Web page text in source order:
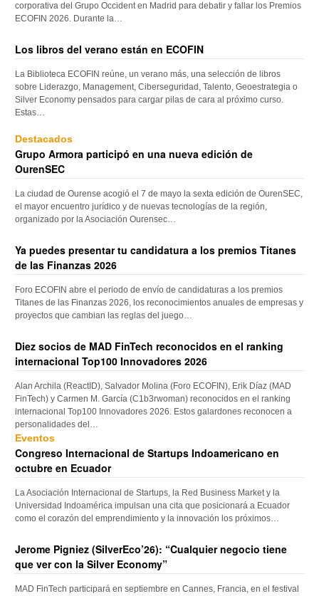
corporativa del Grupo Occident en Madrid para debatir y fallar los Premios
ECOFIN 2026. Durante la…
Los libros del verano están en ECOFIN
La Biblioteca ECOFIN reúne, un verano más, una selección de libros
sobre Liderazgo, Management, Ciberseguridad, Talento, Geoestrategia o
Silver Economy pensados para cargar pilas de cara al próximo curso.
Estas…
Destacados
Grupo Armora participó en una nueva edición de
OurenSEC
La ciudad de Ourense acogió el 7 de mayo la sexta edición de OurenSEC,
el mayor encuentro jurídico y de nuevas tecnologías de la región,
organizado por la Asociación Ourensec…
Ya puedes presentar tu candidatura a los premios Titanes
de las Finanzas 2026
Foro ECOFIN abre el periodo de envío de candidaturas a los premios
Titanes de las Finanzas 2026, los reconocimientos anuales de empresas y
proyectos que cambian las reglas del juego…
Diez socios de MAD FinTech reconocidos en el ranking
internacional Top100 Innovadores 2026
Alan Archila (ReactID), Salvador Molina (Foro ECOFIN), Erik Díaz (MAD
FinTech) y Carmen M. García (C1b3rwoman) reconocidos en el ranking
internacional Top100 Innovadores 2026. Estos galardones reconocen a
personalidades del…
Eventos
Congreso Internacional de Startups Indoamericano en
octubre en Ecuador
La Asociación Internacional de Startups, la Red Business Market y la
Universidad Indoamérica impulsan una cita que posicionará a Ecuador
como el corazón del emprendimiento y la innovación los próximos…
Jerome Pigniez (SilverEco’26): “Cualquier negocio tiene
que ver con la Silver Economy”
MAD FinTech participará en septiembre en Cannes, Francia, en el festival